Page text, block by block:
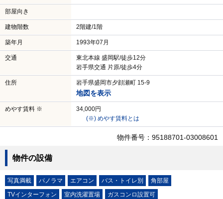
部屋向き
建物階数 2階建/1階
築年月 1993年07月
交通
東北本線 盛岡駅/徒歩12分
岩手県交通 片原/徒歩4分
住所 岩手県盛岡市夕顔瀬町 15-9
地図を表示
めやす賃料 ※
34,000円
(※) めやす賃料とは
物件番号：95188701-03008601
物件の設備
写真満載 パノラマ エアコン バス・トイレ別
角部屋
TVインターフォン
室内洗濯置場
ガスコンロ設置可